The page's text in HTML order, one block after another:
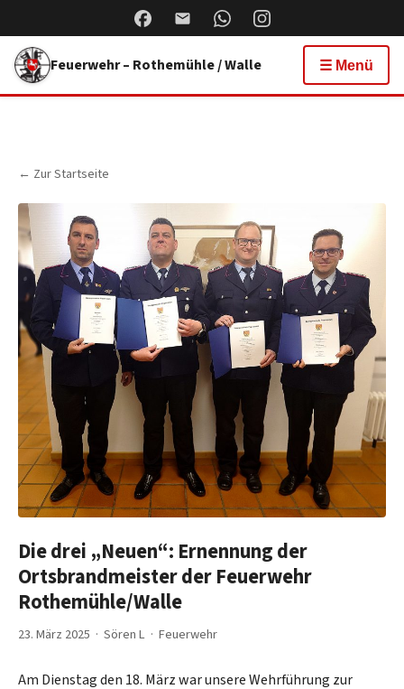
Feuerwehr – Rothemühle / Walle ☰ Menü
← Zur Startseite
Die drei „Neuen“: Ernennung der
Ortsbrandmeister der Feuerwehr
Rothemühle/Walle
23. März 2025 · Sören L · Feuerwehr
Am Dienstag den 18. März war unsere Wehrführung zur